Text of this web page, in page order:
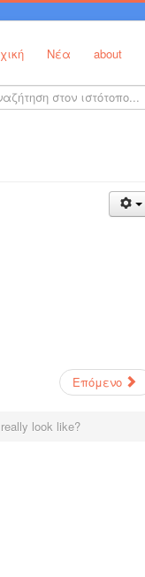
Νέα about
Επόμενο
look like?